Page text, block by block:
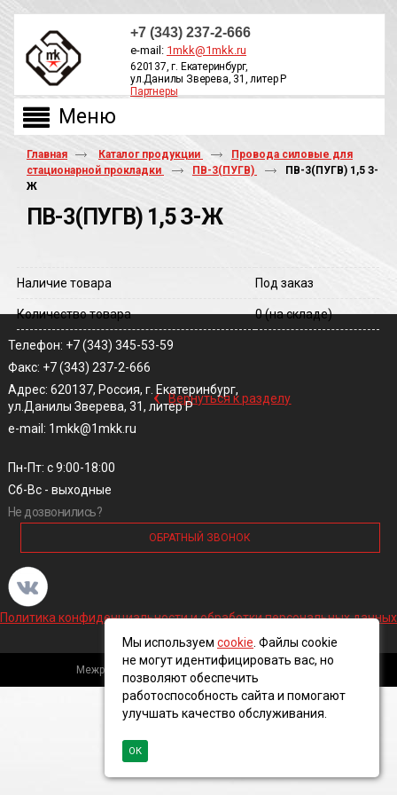
+7 (343) 237-2-666
e-mail: 1mkk@1mkk.ru
620137, г. Екатеринбург,
ул.Данилы Зверева, 31, литер Р
Партнеры
Главная Каталог продукции
Провода силовые для
стационарной прокладки
ПВ-3(ПУГВ)
ПВ-3(ПУГВ) 1,5 З-
Ж
ПВ-3(ПУГВ) 1,5 З-Ж
Наличие товара Под заказ
Количество товара 0(на складе)
‹ Вернуться к разделу
Телефон: +7 (343) 345-53-59
Факс: +7 (343) 237-2-666
Адрес: 620137, Россия, г. Екатеринбург,
ул.Данилы Зверева, 31, литер Р
e-mail: 1mkk@1mkk.ru
Пн-Пт: с 9:00-18:00
Сб-Вс - выходные
Не дозвонились?
ОБРАТНЫЙ ЗВОНОК
Политика конфиденциальности и обработки персональных данных
Межрегиональная кабельная компания, 2016 ©
Мы используем cookie . Файлы cookie
не могут идентифицировать вас, но
позволяют обеспечить
работоспособность сайта и помогают
улучшать качество обслуживания.
ОК